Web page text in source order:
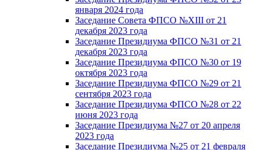
января 2024 года
Заседание Совета ФПСО №XIII от 21
декабря 2023 года
Заседание Президиума ФПСО №31 от 21
декабря 2023 года
Заседание Президиума ФПСО №30 от 19
октября 2023 года
Заседание Президиума ФПСО №29 от 21
сентября 2023 года
Заседание Президиума ФПСО №28 от 22
июня 2023 года
Заседание Президиума №27 от 20 апреля
2023 года
Заседание Президиума №25 от 21 февраля